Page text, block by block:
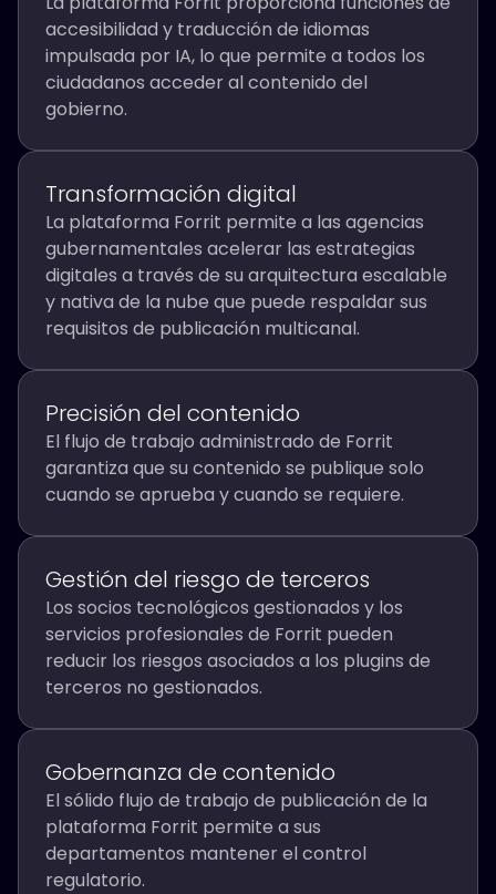
accesibilidad y traducción de idiomas
impulsada por IA, lo que permite a todos los
ciudadanos acceder al contenido del
gobierno.
Transformación digital
La plataforma Forrit permite a las agencias
gubernamentales acelerar las estrategias
digitales a través de su arquitectura escalable
y nativa de la nube que puede respaldar sus
requisitos de publicación multicanal.
Precisión del contenido
El flujo de trabajo administrado de Forrit
garantiza que su contenido se publique solo
cuando se aprueba y cuando se requiere.
Gestión del riesgo de terceros
Los socios tecnológicos gestionados y los
servicios profesionales de Forrit pueden
reducir los riesgos asociados a los plugins de
terceros no gestionados.
Gobernanza de contenido
El sólido flujo de trabajo de publicación de la
plataforma Forrit permite a sus
departamentos mantener el control
regulatorio.